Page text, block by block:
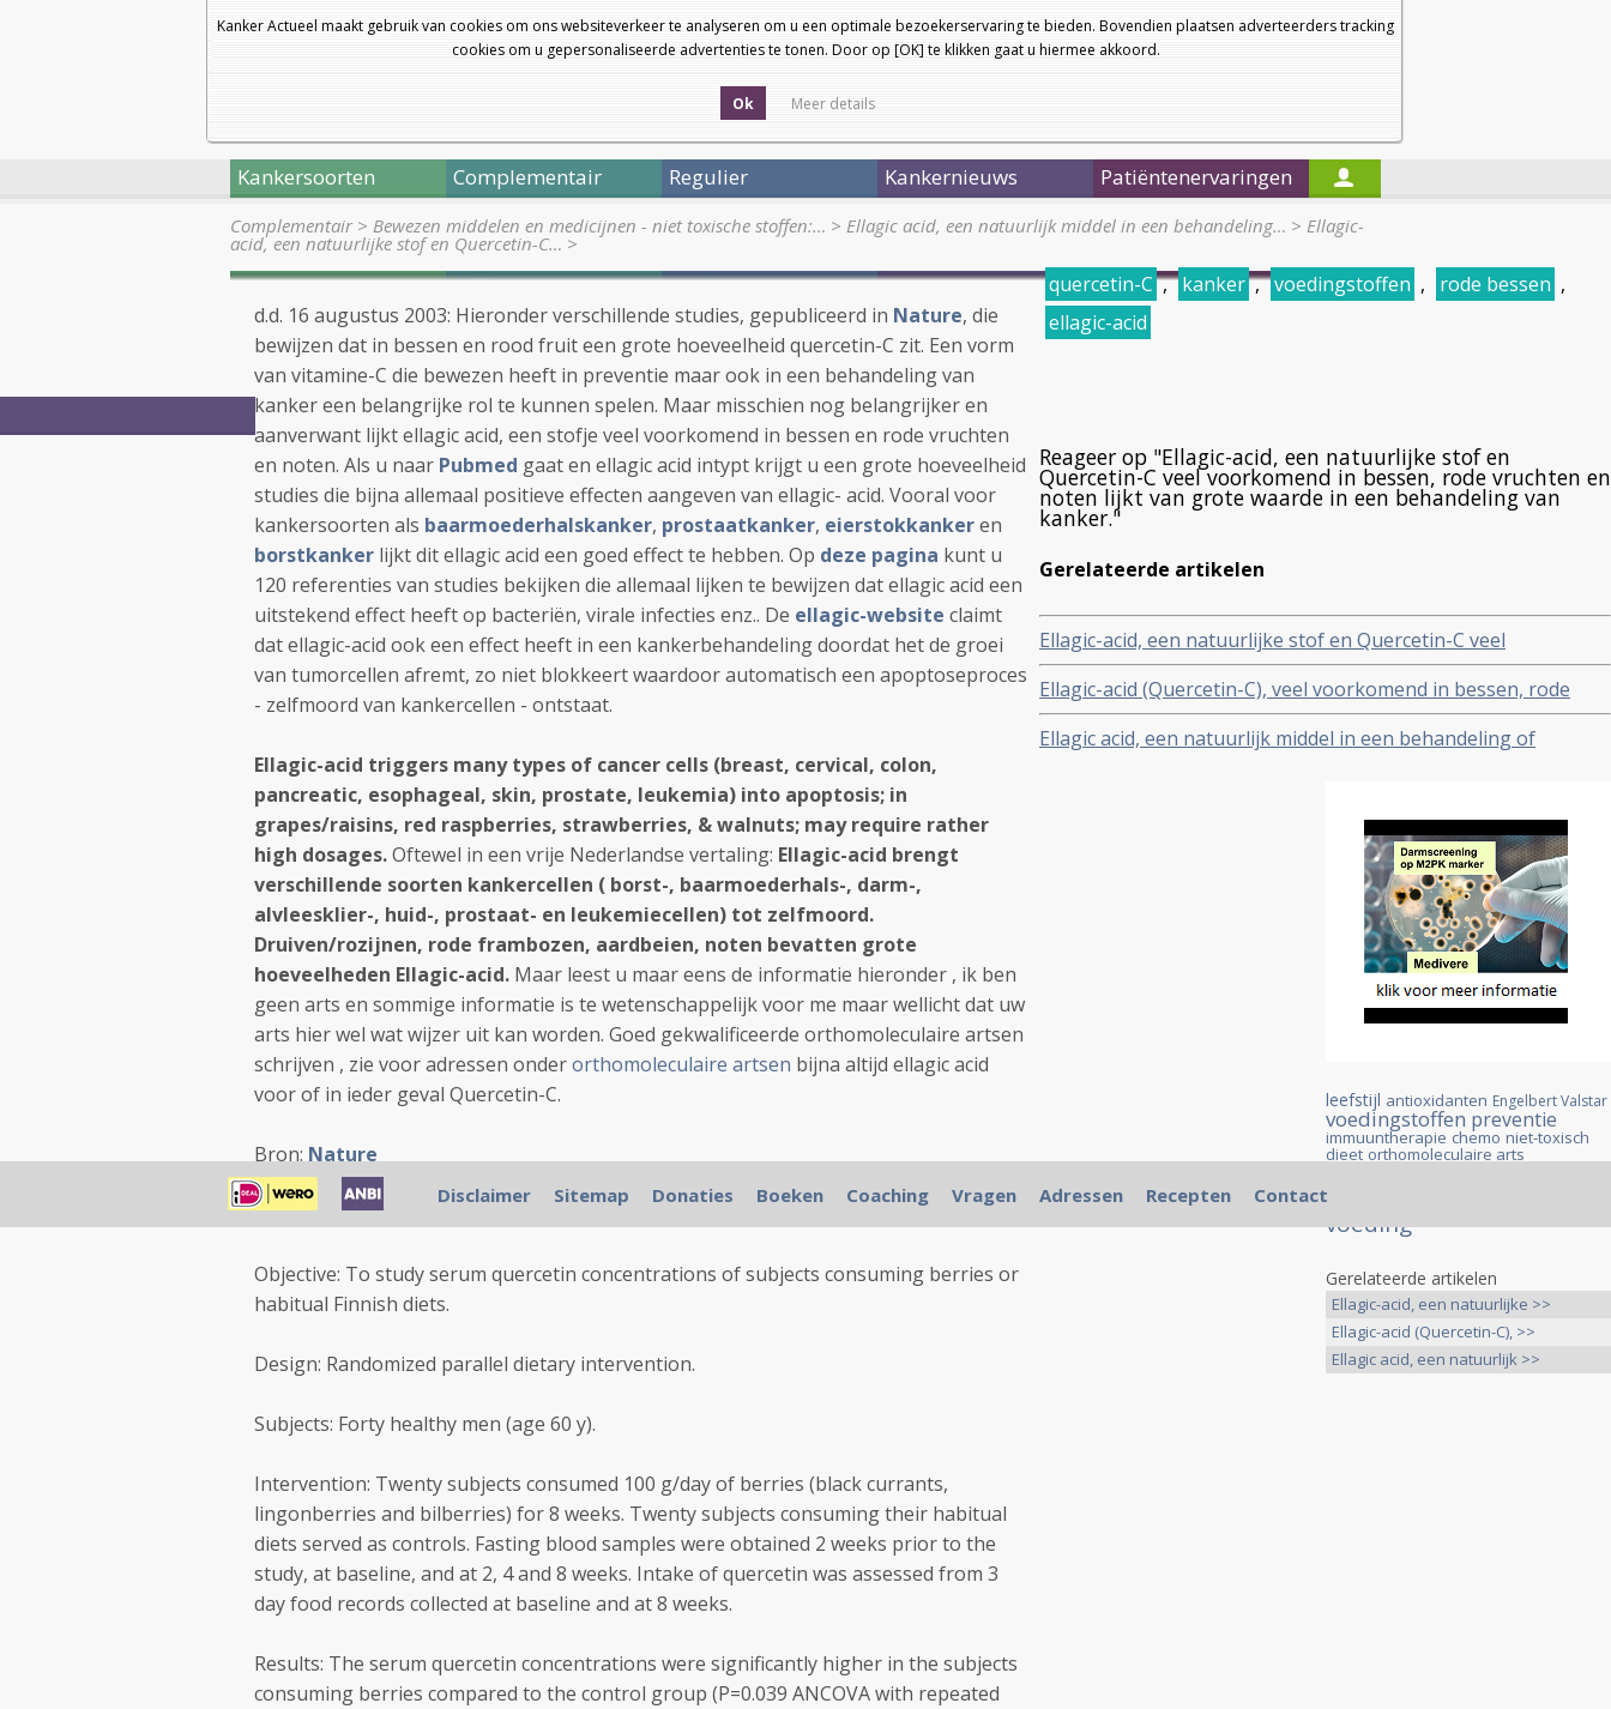
Kanker Actueel maakt gebruik van cookies om ons websiteverkeer te analyseren om u een optimale bezoekerservaring te bieden. Bovendien plaatsen adverteerders tracking
cookies om u gepersonaliseerde advertenties te tonen. Door op [OK] te klikken gaat u hiermee akkoord.
Ok Meer details
a
a
Nieuwsbrief
Startpagina
Kankersoorten Complementair Regulier Kankernieuws Patiëntenervaringen
Complementair> Bewezen middelen en medicijnen - niet toxische stoffen:… > Ellagic acid, een natuurlijk middel in een behandeling… > Ellagic-
acid, een natuurlijke stof en Quercetin-C… >
d.d. 16 augustus 2003: Hieronder verschillende studies, gepubliceerd in Nature, die
bewijzen dat in bessen en rood fruit een grote hoeveelheid quercetin-C zit. Een vorm
van vitamine-C die bewezen heeft in preventie maar ook in een behandeling van
kanker een belangrijke rol te kunnen spelen. Maar misschien nog belangrijker en
aanverwant lijkt ellagic acid, een stofje veel voorkomend in bessen en rode vruchten
en noten. Als u naar Pubmed gaat en ellagic acid intypt krijgt u een grote hoeveelheid
studies die bijna allemaal positieve effecten aangeven van ellagic- acid. Vooral voor
kankersoorten als baarmoederhalskanker, prostaatkanker, eierstokkankeren
borstkanker lijkt dit ellagic acid een goed effect te hebben. Op deze pagina kunt u
120 referenties van studies bekijken die allemaal lijken te bewijzen dat ellagic acid een
uitstekend effect heeft op bacteriën, virale infecties enz.. De ellagic-website claimt
dat ellagic-acid ook een effect heeft in een kankerbehandeling doordat het de groei
van tumorcellen afremt, zo niet blokkeert waardoor automatisch een apoptoseproces
- zelfmoord van kankercellen - ontstaat.
Ellagic-acid triggers many types of cancer cells (breast, cervical, colon,
pancreatic, esophageal, skin, prostate, leukemia) into apoptosis; in
grapes/raisins, red raspberries, strawberries, & walnuts; may require rather
high dosages.Oftewel in een vrije Nederlandse vertaling: Ellagic-acid brengt
verschillende soorten kankercellen ( borst-, baarmoederhals-, darm-,
alvleesklier-, huid-, prostaat- en leukemiecellen) tot zelfmoord.
Druiven/rozijnen, rode frambozen, aardbeien, noten bevatten grote
hoeveelheden Ellagic-acid. Maar leest u maar eens de informatie hieronder , ik ben
geen arts en sommige informatie is te wetenschappelijk voor me maar wellicht dat uw
arts hier wel wat wijzer uit kan worden. Goed gekwalificeerde orthomoleculaire artsen
schrijven , zie voor adressen onderorthomoleculaire artsen bijna altijd ellagic acid
voor of in ieder geval Quercetin-C.
Bron: Nature
Abstract
Objective: To study serum quercetin concentrations of subjects consuming berries or
habitual Finnish diets.
Design: Randomized parallel dietary intervention.
Subjects: Forty healthy men (age 60 y).
Intervention: Twenty subjects consumed 100 g/day of berries (black currants,
lingonberries and bilberries) for 8 weeks. Twenty subjects consuming their habitual
diets served as controls. Fasting blood samples were obtained 2 weeks prior to the
study, at baseline, and at 2, 4 and 8 weeks. Intake of quercetin was assessed from 3
day food records collected at baseline and at 8 weeks.
Results: The serum quercetin concentrations were significantly higher in the subjects
consuming berries compared to the control group (P=0.039 ANCOVA with repeated
quercetin-C , kanker , voedingstoffen , rode bessen ,
ellagic-acid
Reageer op "Ellagic-acid, een natuurlijke stof en
Quercetin-C veel voorkomend in bessen, rode vruchten en
noten lijkt van grote waarde in een behandeling van
kanker."
Gerelateerde artikelen
Ellagic-acid, een natuurlijke stof en Quercetin-C veel
voorkomend in bessen, rode vruchten en noten lijkt van grote
waarde in een behandeling van kanker.
Ellagic-acid (Quercetin-C), veel voorkomend in bessen, rode
vruchten en noten geeft significant minder bijwerkingen en
significant betere respons wanneer aanvullend gegeven bij
Ellagic acid, een natuurlijk middel in een behandeling of
leefstijl antioxidanten Engelbert Valstar
voedingstoffen preventie
immuuntherapie chemo niet-toxisch
dieet orthomoleculaire arts
voedingsuppletie
voeding
Gerelateerde artikelen
Ellagic-acid, een natuurlijke >>
Ellagic-acid (Quercetin-C), >>
Ellagic acid, een natuurlijk >>
Disclaimer Sitemap Donaties Boeken Coaching Vragen Adressen Recepten Contact